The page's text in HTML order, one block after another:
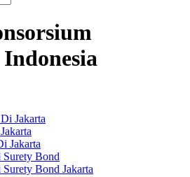
Jakarta
Jakarta
Surety Bond
Bond Jakarta